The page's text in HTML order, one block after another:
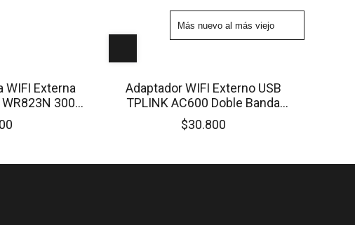
WIFI Externa
300
2.0
Adaptador WIFI Externo USB
TPLINK AC600 Doble Banda
200/433 Mbps Archer T2U Nano
$30.800